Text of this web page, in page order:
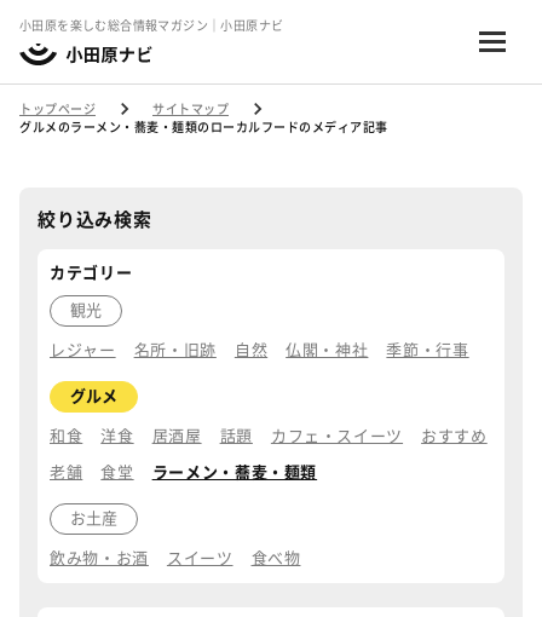
小田原を楽しむ総合情報マガジン｜小田原ナビ
トップページ
サイトマップ
グルメのラーメン・蕎麦・麺類のローカルフードのメディア記事
絞り込み検索
カテゴリー
観光
レジャー 名所・旧跡 自然 仏閣・神社 季節・行事
グルメ
和食 洋食 居酒屋 話題 カフェ・スイーツ おすすめ
老舗 食堂 ラーメン・蕎麦・麺類
お土産
飲み物・お酒 スイーツ 食べ物